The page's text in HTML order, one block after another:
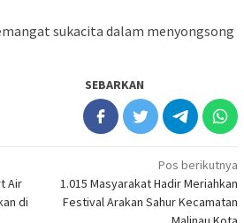
sukacita dalam menyongsong
SEBARKAN
Air
di
Pos berikutnya
1.015 Masyarakat Hadir Meriahkan
Festival Arakan Sahur Kecamatan